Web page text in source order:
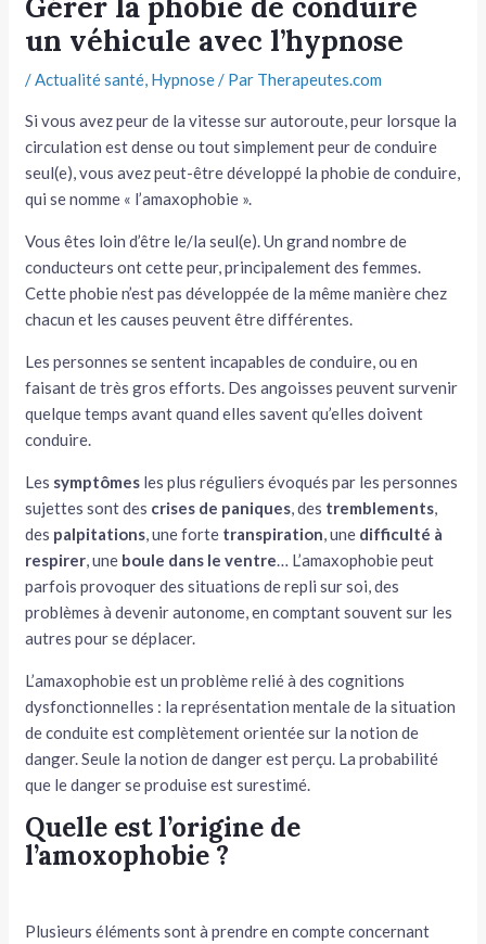
Gérer la phobie de conduire
un véhicule avec l’hypnose
/Actualité santé, Hypnose/ Par Therapeutes.com
Si vous avez peur de la vitesse sur autoroute, peur lorsque la
circulation est dense ou tout simplement peur de conduire
seul(e), vous avez peut-être développé la phobie de conduire,
qui se nomme « l’amaxophobie ».
Vous êtes loin d’être le/la seul(e). Un grand nombre de
conducteurs ont cette peur, principalement des femmes.
Cette phobie n’est pas développée de la même manière chez
chacun et les causes peuvent être différentes.
Les personnes se sentent incapables de conduire, ou en
faisant de très gros efforts. Des angoisses peuvent survenir
quelque temps avant quand elles savent qu’elles doivent
conduire.
Les symptômes les plus réguliers évoqués par les personnes
sujettes sont des crises de paniques, des tremblements,
des palpitations, une forte transpiration, une difficulté à
respirer, une boule dans le ventre… L’amaxophobie peut
parfois provoquer des situations de repli sur soi, des
problèmes à devenir autonome, en comptant souvent sur les
autres pour se déplacer.
L’amaxophobie est un problème relié à des cognitions
dysfonctionnelles : la représentation mentale de la situation
de conduite est complètement orientée sur la notion de
danger. Seule la notion de danger est perçu. La probabilité
que le danger se produise est surestimé.
Quelle est l’origine de
l’amoxophobie ?
Plusieurs éléments sont à prendre en compte concernant